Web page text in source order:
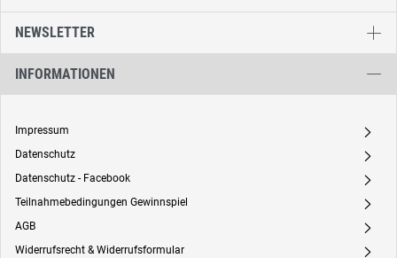
NEWSLETTER
INFORMATIONEN
Impressum A
Datenschutz A
Datenschutz - Facebook A
Teilnahmebedingungen Gewinnspiel A
AGB A
Widerrufsrecht & Widerrufsformular A